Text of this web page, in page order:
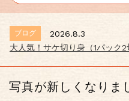
ブログ
2026.8.3
大人気！サケ切り身（1パック2
写真が新しくなりま